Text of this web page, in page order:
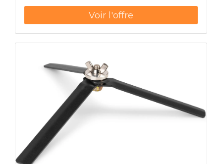
hors-sol vis à vis de son support, le motif bois
est un plus esthétique qui ne lai